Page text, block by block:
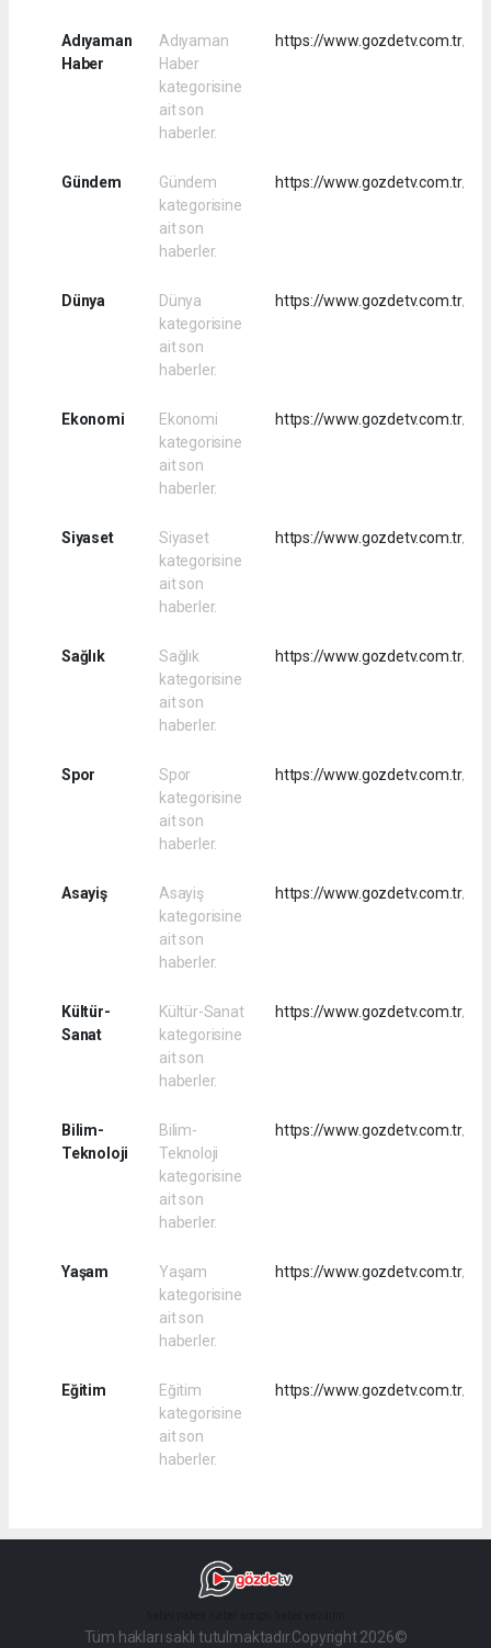
Adıyaman
Haber
Adıyaman
Haber
kategorisine
ait son
haberler.
https://www.gozdetv.com.tr/
Gündem
Gündem
kategorisine
ait son
haberler.
https://www.gozdetv.com.tr/
Dünya
Dünya
kategorisine
ait son
haberler.
https://www.gozdetv.com.tr/
Ekonomi
Ekonomi
kategorisine
ait son
haberler.
https://www.gozdetv.com.tr/
Siyaset
Siyaset
kategorisine
ait son
haberler.
https://www.gozdetv.com.tr/
Sağlık
Sağlık
kategorisine
ait son
haberler.
https://www.gozdetv.com.tr/
Spor
Spor
kategorisine
ait son
haberler.
https://www.gozdetv.com.tr/
Asayiş
Asayiş
kategorisine
ait son
haberler.
https://www.gozdetv.com.tr/
Kültür-
Sanat
Kültür-Sanat
kategorisine
ait son
haberler.
https://www.gozdetv.com.tr/
Bilim-
Teknoloji
Bilim-
Teknoloji
kategorisine
ait son
haberler.
https://www.gozdetv.com.tr/
Yaşam
Yaşam
kategorisine
ait son
haberler.
https://www.gozdetv.com.tr/
Eğitim
Eğitim
kategorisine
ait son
haberler.
https://www.gozdetv.com.tr/
Tüm hakları saklı tutulmaktadır.Copyright 2026©